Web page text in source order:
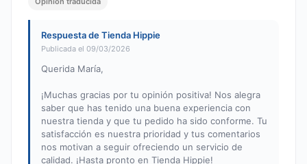
Respuesta de Tienda Hippie
Publicada el 09/03/2026
Querida María,
¡Muchas gracias por tu opinión positiva! Nos alegra
saber que has tenido una buena experiencia con
nuestra tienda y que tu pedido ha sido conforme. Tu
satisfacción es nuestra prioridad y tus comentarios
nos motivan a seguir ofreciendo un servicio de
calidad. ¡Hasta pronto en Tienda Hippie!